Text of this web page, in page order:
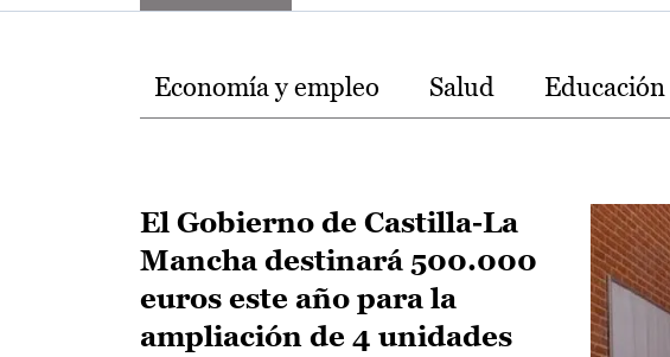
Temas
Economía y empleo Salud Educación
El Gobierno de Castilla-La
Mancha destinará 500.000
euros este año para la
ampliación de 4 unidades